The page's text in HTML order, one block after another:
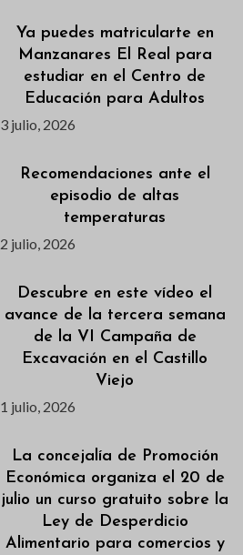
Ya puedes matricularte en
Manzanares El Real para
estudiar en el Centro de
Educación para Adultos
3 julio, 2026
Recomendaciones ante el
episodio de altas
temperaturas
2 julio, 2026
Descubre en este vídeo el
avance de la tercera semana
de la VI Campaña de
Excavación en el Castillo
Viejo
1 julio, 2026
La concejalía de Promoción
Económica organiza el 20 de
julio un curso gratuito sobre la
Ley de Desperdicio
Alimentario para comercios y